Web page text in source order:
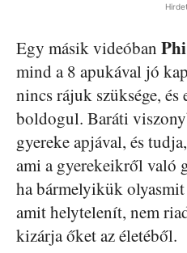
Egy másik videóban Phi
mind a 8 apukával jó
nincs rájuk szüksége, és
boldogul. Baráti
gyereke apjával, és
ami a gyerekeikről való
ha bármelyikük
amit helytelenít, nem
kizárja őket az életéből.